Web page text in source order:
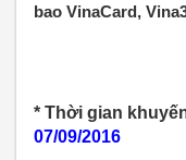
bao VinaCard,
* Thời gian
07/09/2016